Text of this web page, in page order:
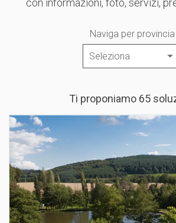
con informazioni, foto, servizi,
Naviga per provincia
Ti proponiamo 65